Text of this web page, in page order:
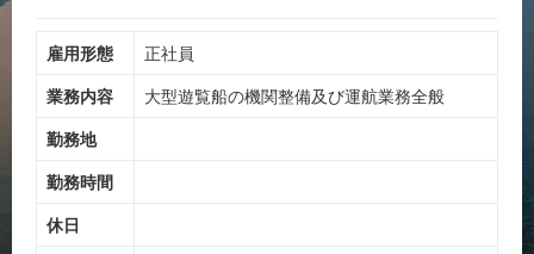
雇用形態
正社員
業務内容
大型遊覧船の機関整備及び運航業務全般
勤務地
勤務時間
休日